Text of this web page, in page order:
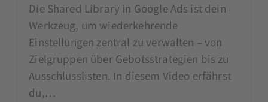
Die Shared Library in Google Ads ist dein
Werkzeug, um wiederkehrende
Einstellungen zentral zu verwalten – von
Zielgruppen über Gebotsstrategien bis zu
Ausschlusslisten. In diesem Video erfährst
du,…